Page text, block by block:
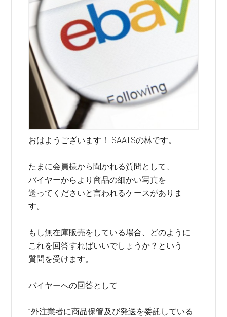
おはようございます！ SAATSの林です。
たまに会員様から聞かれる質問として、
バイヤーからより商品の細かい写真を
送ってくださいと言われるケースがありま
す。
もし無在庫販売をしている場合、どのように
これを回答すればいいでしょうか？という
質問を受けます。
バイヤーへの回答として
”外注業者に商品保管及び発送を委託している